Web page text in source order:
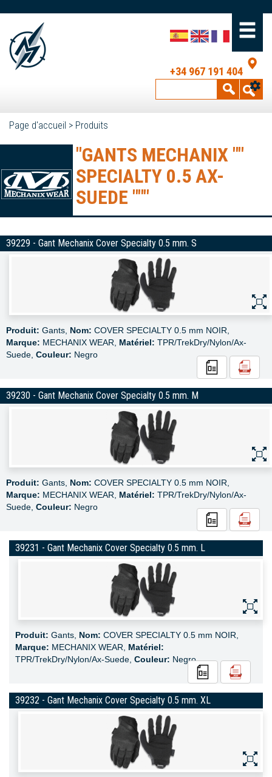
+34 967 191 404
Page d'accueil > Produits
"GANTS MECHANIX ""
SPECIALTY 0.5 AX-
SUEDE """
39229 - Gant Mechanix Cover Specialty 0.5 mm. S
Produit: Gants, Nom: COVER SPECIALTY 0.5 mm NOIR,
Marque: MECHANIX WEAR, Matériel: TPR/TrekDry/Nylon/Ax-
Suede, Couleur: Negro
39230 - Gant Mechanix Cover Specialty 0.5 mm. M
Produit: Gants, Nom: COVER SPECIALTY 0.5 mm NOIR,
Marque: MECHANIX WEAR, Matériel: TPR/TrekDry/Nylon/Ax-
Suede, Couleur: Negro
39231 - Gant Mechanix Cover Specialty 0.5 mm. L
Produit: Gants, Nom: COVER SPECIALTY 0.5 mm NOIR,
Marque: MECHANIX WEAR, Matériel:
TPR/TrekDry/Nylon/Ax-Suede, Couleur: Negro
39232 - Gant Mechanix Cover Specialty 0.5 mm. XL